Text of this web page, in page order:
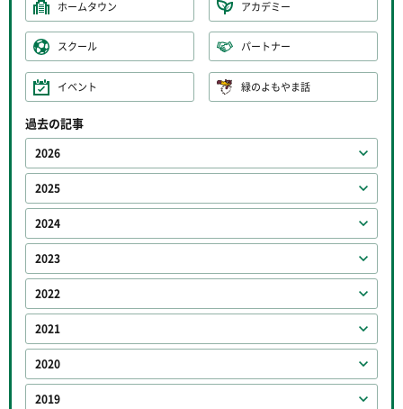
ホームタウン アカデミー
スクール パートナー
イベント 緑のよもやま話
過去の記事
2026
2025
2024
2023
2022
2021
2020
2019